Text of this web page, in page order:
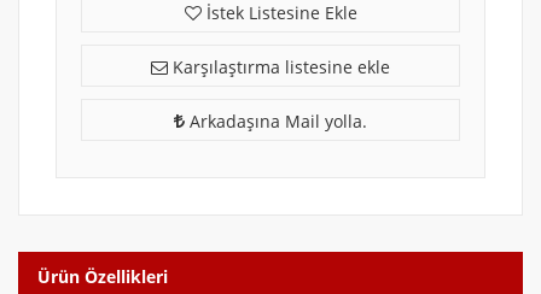
İstek Listesine Ekle
Karşılaştırma listesine ekle
Arkadaşına Mail yolla.
Ürün Özellikleri